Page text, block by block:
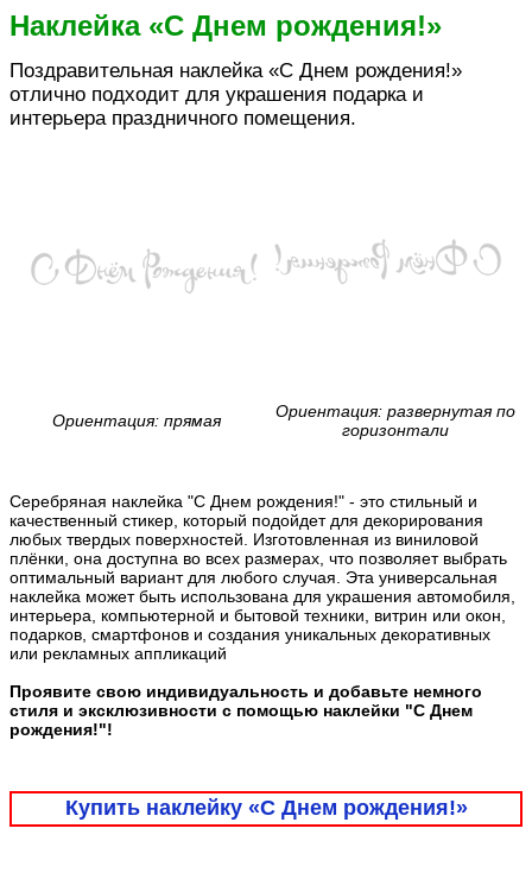
Наклейка «C Днем рождения!»
Поздравительная наклейка «C Днем рождения!»
отлично подходит для украшения подарка и
интерьера праздничного помещения.
Ориентация: прямая
Ориентация: развернутая по
горизонтали
Серебряная наклейка "C Днем рождения!" - это стильный и
качественный стикер, который подойдет для декорирования
любых твердых поверхностей. Изготовленная из виниловой
плёнки, она доступна во всех размерах, что позволяет выбрать
оптимальный вариант для любого случая. Эта универсальная
наклейка может быть использована для украшения автомобиля,
интерьера, компьютерной и бытовой техники, витрин или окон,
подарков, смартфонов и создания уникальных декоративных
или рекламных аппликаций
Проявите свою индивидуальность и добавьте немного
стиля и эксклюзивности с помощью наклейки "C Днем
рождения!"!
Купить наклейку «C Днем рождения!»